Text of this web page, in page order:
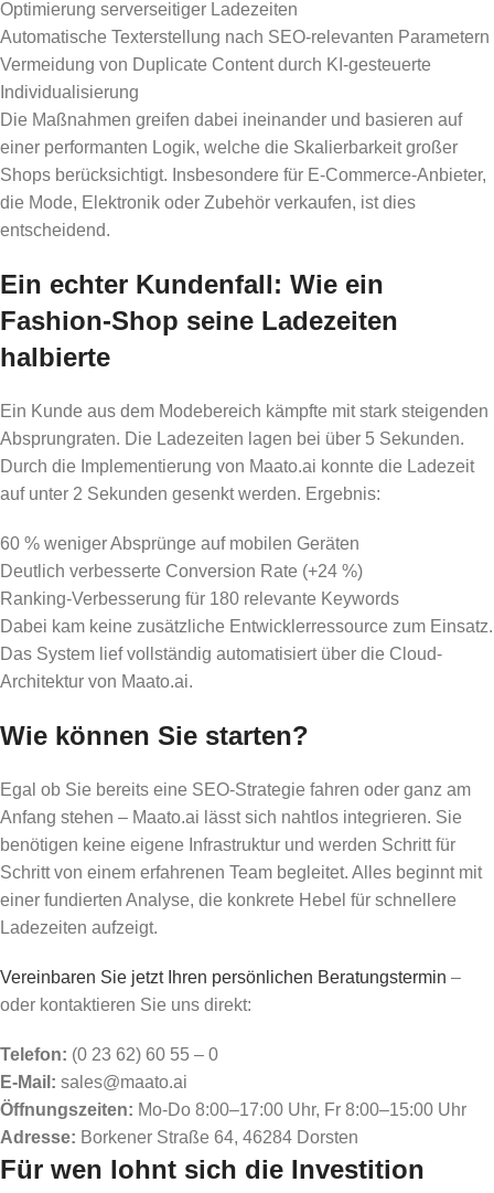
Optimierung serverseitiger Ladezeiten
Automatische Texterstellung nach SEO-relevanten Parametern
Vermeidung von Duplicate Content durch KI-gesteuerte
Individualisierung
Die Maßnahmen greifen dabei ineinander und basieren auf
einer performanten Logik, welche die Skalierbarkeit großer
Shops berücksichtigt. Insbesondere für E-Commerce-Anbieter,
die Mode, Elektronik oder Zubehör verkaufen, ist dies
entscheidend.
Ein echter Kundenfall: Wie ein
Fashion-Shop seine Ladezeiten
halbierte
Ein Kunde aus dem Modebereich kämpfte mit stark steigenden
Absprungraten. Die Ladezeiten lagen bei über 5 Sekunden.
Durch die Implementierung von Maato.ai konnte die Ladezeit
auf unter 2 Sekunden gesenkt werden. Ergebnis:
60 % weniger Absprünge auf mobilen Geräten
Deutlich verbesserte Conversion Rate (+24 %)
Ranking-Verbesserung für 180 relevante Keywords
Dabei kam keine zusätzliche Entwicklerressource zum Einsatz.
Das System lief vollständig automatisiert über die Cloud-
Architektur von Maato.ai.
Wie können Sie starten?
Egal ob Sie bereits eine SEO-Strategie fahren oder ganz am
Anfang stehen – Maato.ai lässt sich nahtlos integrieren. Sie
benötigen keine eigene Infrastruktur und werden Schritt für
Schritt von einem erfahrenen Team begleitet. Alles beginnt mit
einer fundierten Analyse, die konkrete Hebel für schnellere
Ladezeiten aufzeigt.
Vereinbaren Sie jetzt Ihren persönlichen Beratungstermin –
oder kontaktieren Sie uns direkt:
Telefon: (0 23 62) 60 55 – 0
E-Mail: sales@maato.ai
Öffnungszeiten: Mo-Do 8:00–17:00 Uhr, Fr 8:00–15:00 Uhr
Adresse: Borkener Straße 64, 46284 Dorsten
Für wen lohnt sich die Investition